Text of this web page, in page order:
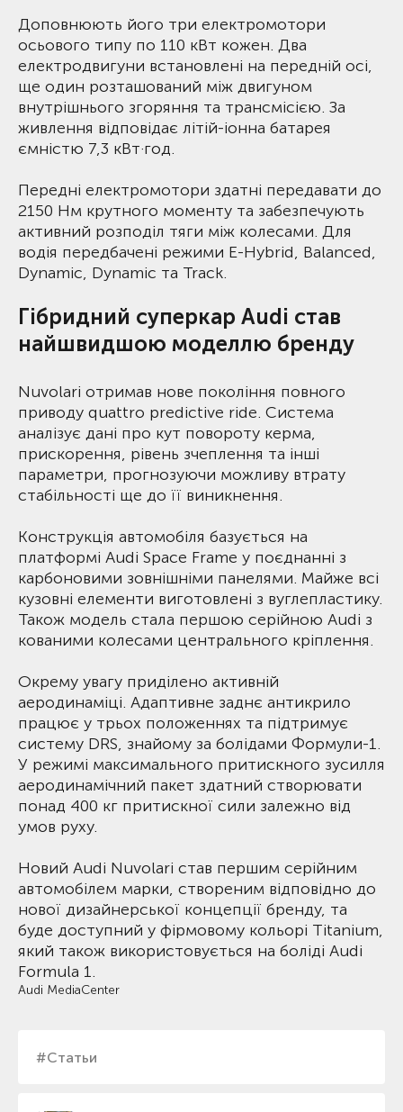
#Статьи
Доповнюють його три електромотори
осьового типу по 110 кВт кожен. Два
електродвигуни встановлені на передній осі,
ще один розташований між двигуном
внутрішнього згоряння та трансмісією. За
живлення відповідає літій-іонна батарея
ємністю 7,3 кВт·год.
Передні електромотори здатні передавати до
2150 Нм крутного моменту та забезпечують
активний розподіл тяги між колесами. Для
водія передбачені режими E-Hybrid, Balanced,
Dynamic, Dynamic та Track.
Гібридний суперкар Audi став
найшвидшою моделлю бренду
Nuvolari отримав нове покоління повного
приводу quattro predictive ride. Система
аналізує дані про кут повороту керма,
прискорення, рівень зчеплення та інші
параметри, прогнозуючи можливу втрату
стабільності ще до її виникнення.
Конструкція автомобіля базується на
платформі Audi Space Frame у поєднанні з
карбоновими зовнішніми панелями. Майже всі
кузовні елементи виготовлені з вуглепластику.
Також модель стала першою серійною Audi з
кованими колесами центрального кріплення.
Окрему увагу приділено активній
аеродинаміці. Адаптивне заднє антикрило
працює у трьох положеннях та підтримує
систему DRS, знайому за болідами Формули-1.
У режимі максимального притискного зусилля
аеродинамічний пакет здатний створювати
понад 400 кг притискної сили залежно від
умов руху.
Новий Audi Nuvolari став першим серійним
автомобілем марки, створеним відповідно до
нової дизайнерської концепції бренду, та
буде доступний у фірмовому кольорі Titanium,
який також використовується на боліді Audi
Formula 1.
Audi MediaCenter